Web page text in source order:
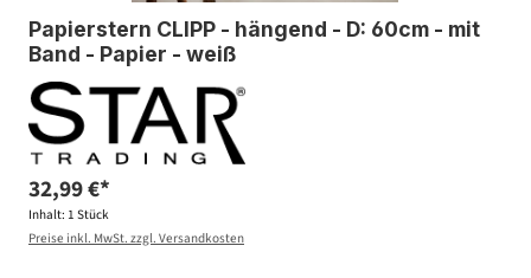
Papierstern CLIPP - hängend - D: 60cm - mit
Band - Papier - weiß
32,99 €*
Inhalt: 1 Stück
Preise inkl. MwSt. zzgl. Versandkosten